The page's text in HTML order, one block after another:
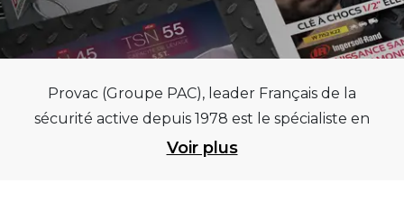
Provac (Groupe PAC), leader Français de la
sécurité active depuis 1978 est le spécialiste en
équipements pour garages et centres
Voir plus